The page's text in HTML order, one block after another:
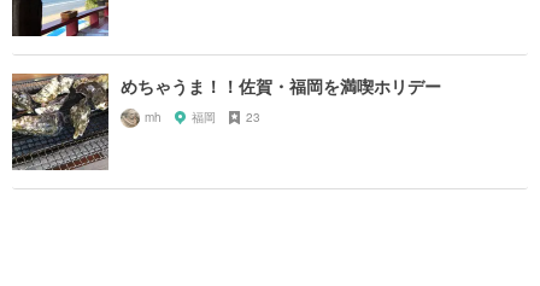
めちゃうま！！佐賀・福岡を満喫ホリデー
mh 福岡 23